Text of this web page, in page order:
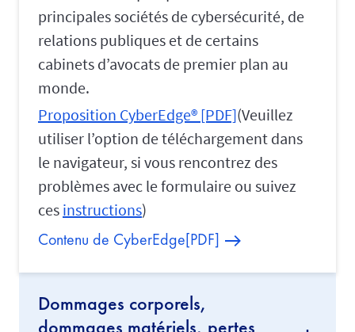
principales sociétés de cybersécurité, de
relations publiques et de certains
cabinets d’avocats de premier plan au
monde.
Proposition CyberEdge® [PDF](Veuillez
utiliser l’option de téléchargement dans
le navigateur, si vous rencontrez des
problèmes avec le formulaire ou suivez
ces instructions)
Contenu de CyberEdge[PDF]
Dommages corporels,
dommages matériels, pertes